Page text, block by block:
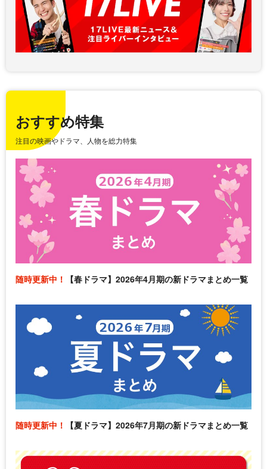
おすすめ特集
注目の映画やドラマ、人物を総力特集
随時更新中！ 【春ドラマ】2026年4月期の新ドラマまとめ一覧
随時更新中！ 【夏ドラマ】2026年7月期の新ドラマまとめ一覧